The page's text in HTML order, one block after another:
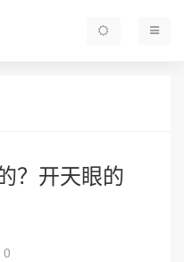
？开天眼的
0